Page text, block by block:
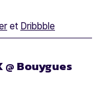
et Dribbble
Bouygues